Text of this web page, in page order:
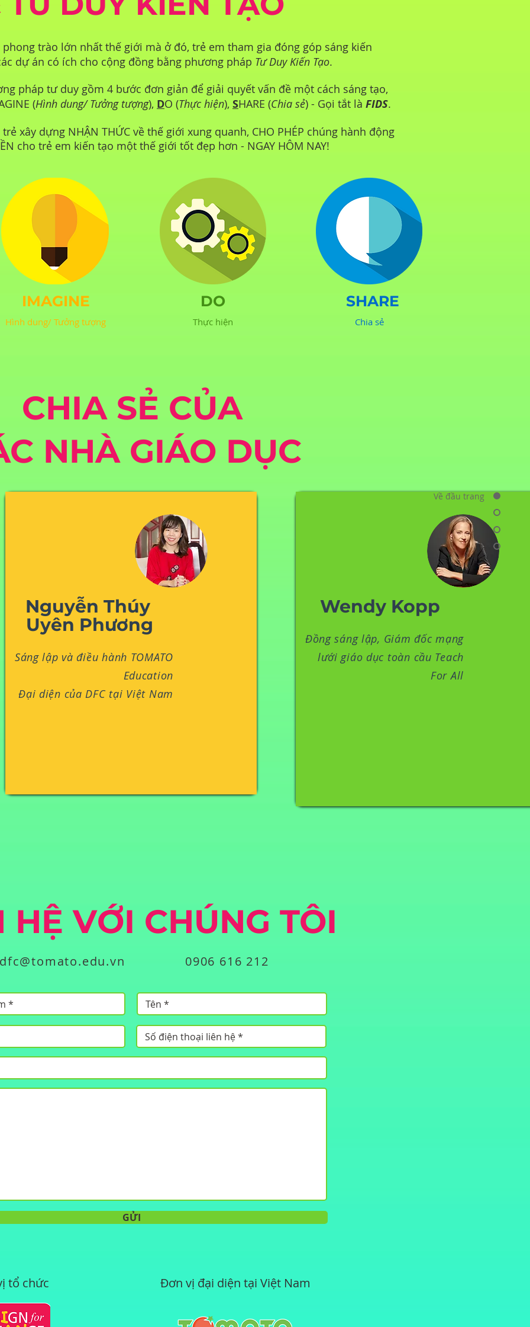
Về đầu trang
trào lớn nhất thế giới mà ở đó, trẻ em tham gia đóng góp sáng kiến
dự án có ích cho cộng đồng bằng phương pháp Tư Duy Kiến Tạo.
pháp tư duy gồm 4 bước đơn giản để giải quyết vấn đề một cách sáng tạo,
(Hình dung/ Tưởng tượng), DO (Thực hiện), SHARE (Chia sẻ) - Gọi tắt là FIDS.
xây dựng NHẬN THỨC về thế giới xung quanh, CHO PHÉP chúng hành động
cho trẻ em kiến tạo một thế giới tốt đẹp hơn - NGAY HÔM NAY!
IMAGINE
Hình dung/ Tưởng tượng
DO
Thực hiện
SHARE
Chia sẻ
CHIA SẺ CỦA
NHÀ GIÁO DỤC
Nguyễn Thúy
Uyên Phương
Sáng lập và điều hành TOMATO
Education
Đại diện của DFC tại Việt Nam
Wendy Kopp
Đồng sáng lập, Giám đốc mạng
lưới giáo dục toàn cầu Teach
For All
HỆ VỚI CHÚNG TÔI
dfc@tomato.edu.vn 0906 616 212
GỬI
tổ chức Đơn vị đại diện tại Việt Nam